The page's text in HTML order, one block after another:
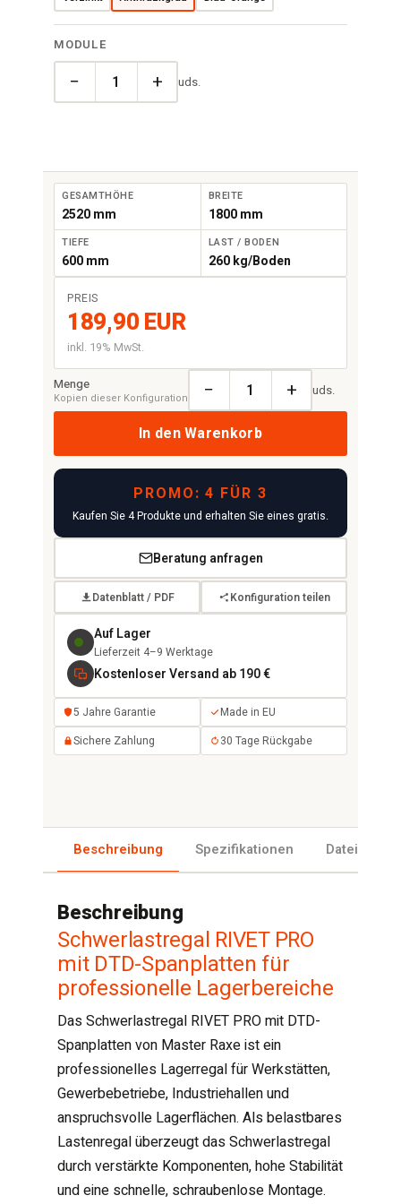
MODULE
− + uds.
GESAMTHÖHE
2520 mm
BREITE
1800 mm
TIEFE
600 mm
LAST / BODEN
260 kg/Boden
PREIS
189,90 EUR
inkl. 19% MwSt.
Menge
Kopien dieser Konfiguration − + uds.
In den Warenkorb
PROMO: 4 FÜR 3
Kaufen Sie 4 Produkte und erhalten Sie eines gratis.
Beratung anfragen
Datenblatt / PDF Konfiguration teilen
Auf Lager
Lieferzeit 4–9 Werktage
Kostenloser Versand ab 190 €
5 Jahre Garantie
Made in EU
Sichere Zahlung
30 Tage Rückgabe
Beschreibung Spezifikationen Dateien
Beschreibung
Schwerlastregal RIVET PRO
mit DTD-Spanplatten für
professionelle Lagerbereiche
Das Schwerlastregal RIVET PRO mit DTD-
Spanplatten von Master Raxe ist ein
professionelles Lagerregal für Werkstätten,
Gewerbebetriebe, Industriehallen und
anspruchsvolle Lagerflächen. Als belastbares
Lastenregal überzeugt das Schwerlastregal
durch verstärkte Komponenten, hohe Stabilität
und eine schnelle, schraubenlose Montage.